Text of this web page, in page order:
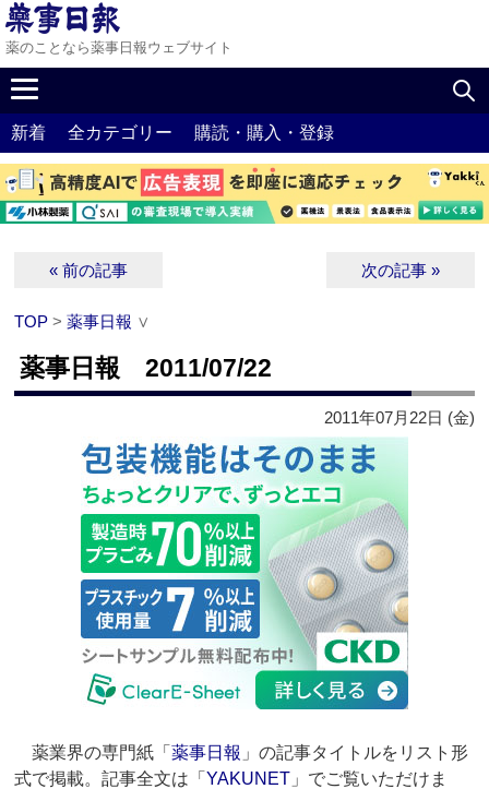
薬のことなら薬事日報ウェブサイト
新着 全カテゴリー 購読・購入・登録
« 前の記事 次の記事 »
TOP >薬事日報 ∨
薬事日報 2011/07/22
2011年07月22日 (金)
薬業界の専門紙「薬事日報 」の記事タイトルをリスト形
式で掲載。記事全文は「YAKUNET 」でご覧いただけま